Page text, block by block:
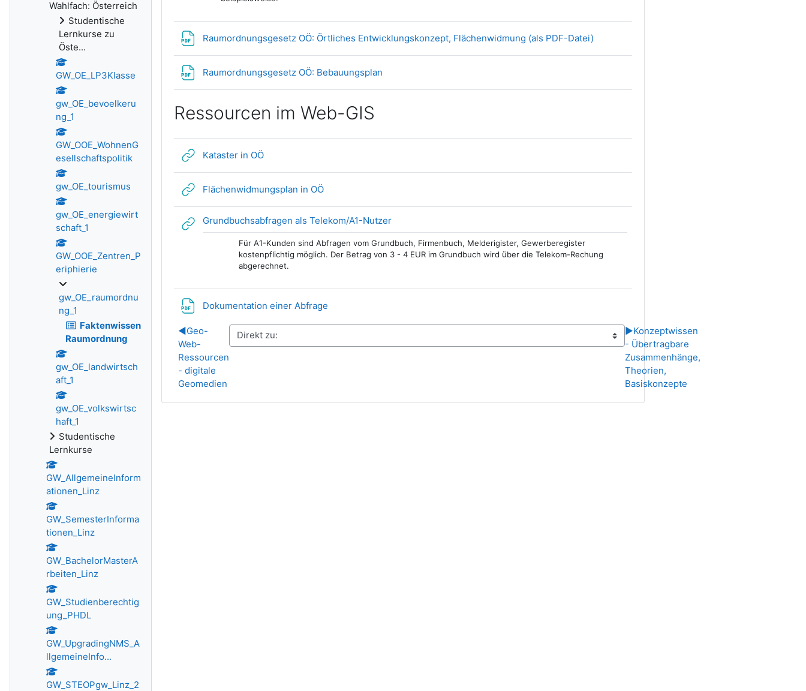
Raumordnungsgesetz OÖ: Örtliches Entwicklungskonzept, Flächenwidmung (als PDF-Datei)
Raumordnungsgesetz OÖ: Bebauungsplan
Ressourcen im Web-GIS
Kataster in OÖLink/URL
Flächenwidmungsplan in OÖLink/URL
Grundbuchsabfragen als Telekom/A1-NutzerLink/URL
Für A1-Kunden sind Abfragen vom Grundbuch, Firmenbuch, Melderigister, Gewerberegister
kostenpflichtig möglich. Der Betrag von 3 - 4 EUR im Grundbuch wird über die Telekom-Rechung
abgerechnet.
Dokumentation einer Abfrage
◀︎Geo-
Web-
Ressourcen
- digitale
Geomedien
▶︎Konzeptwissen
- Übertragbare
Zusammenhänge,
Theorien,
Basiskonzepte
Wahlfach: Österreich
Studentische
Lernkurse zu
Öste...
GW_OE_LP3Klasse
gw_OE_bevoelkeru
ng_1
GW_OOE_WohnenG
esellschaftspolitik
gw_OE_tourismus
gw_OE_energiewirt
schaft_1
GW_OOE_Zentren_P
eriphierie
gw_OE_raumordnu
ng_1
Faktenwissen
Raumordnung
gw_OE_landwirtsch
aft_1
gw_OE_volkswirtsc
haft_1
Studentische
Lernkurse
GW_AllgemeineInform
ationen_Linz
GW_SemesterInforma
tionen_Linz
GW_BachelorMasterA
rbeiten_Linz
GW_Studienberechtig
ung_PHDL
GW_UpgradingNMS_A
llgemeineInfo...
GW_STEOPgw_Linz_2